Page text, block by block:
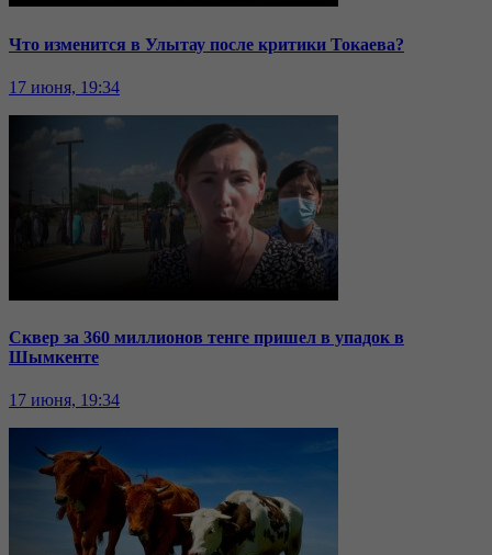
Что изменится в Улытау после критики Токаева?
17 июня, 19:34
Сквер за 360 миллионов тенге пришел в упадок в
Шымкенте
17 июня, 19:34